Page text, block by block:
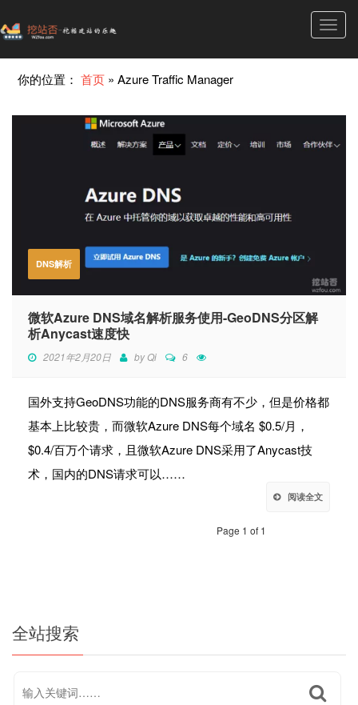
你的位置：首页 »Azure Traffic Manager
DNS解析
微软Azure DNS域名解析服务使用-GeoDNS分区解
析Anycast速度快
2021年2月20日 byQi 6
国外支持GeoDNS功能的DNS服务商有不少，但是价格都
基本上比较贵，而微软Azure DNS每个域名 $0.5/月，
$0.4/百万个请求，且微软Azure DNS采用了Anycast技
术，国内的DNS请求可以……
阅读全文
Page 1 of 1
全站搜索